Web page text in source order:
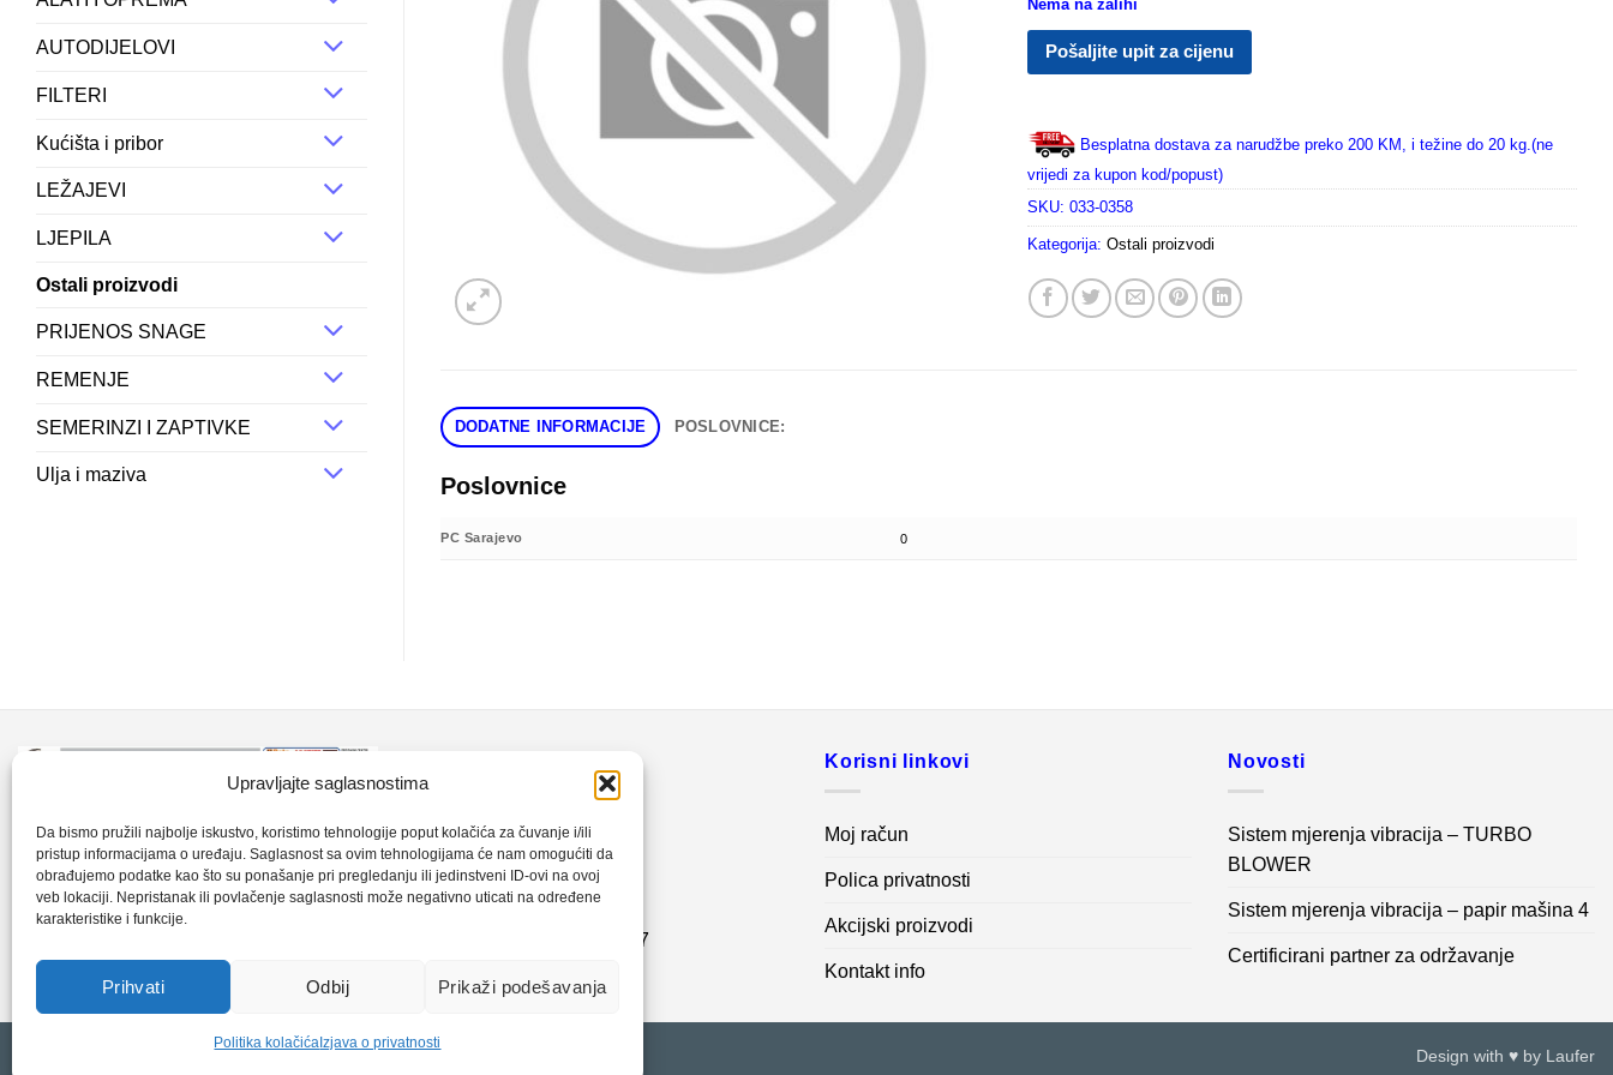
Upravljajte saglasnostima
Da bismo pružili najbolje iskustvo, koristimo tehnologije poput kolačića za čuvanje i/ili
pristup informacijama o uređaju. Saglasnost sa ovim tehnologijama će nam omogućiti da
obrađujemo podatke kao što su ponašanje pri pregledanju ili jedinstveni ID-ovi na ovoj
veb lokaciji. Nepristanak ili povlačenje saglasnosti može negativno uticati na određene
karakteristike i funkcije.
Prihvati Odbij Prikaži podešavanja
Politika kolačića Izjava o privatnosti
AUTODIJELOVI
FILTERI
Kućišta i pribor
LEŽAJEVI
LJEPILA
Ostali proizvodi
PRIJENOS SNAGE
REMENJE
SEMERINZI I ZAPTIVKE
Ulja i maziva
Nema na zalihi
Pošaljite upit za cijenu
Besplatna dostava za narudžbe preko 200 KM, i težine do 20 kg.(ne
vrijedi za kupon kod/popust)
SKU: 033-0358
Kategorija: Ostali proizvodi
DODATNE INFORMACIJE POSLOVNICE:
Poslovnice
PC Sarajevo 0
CLK-Interpromet d.o.o. posluje u sastavu
grupe SKF distributera od 1996. godine,
gdje s ponosom mozemo reci da smo
najveci distributer SKF-a na podrucju
+387 35 720 560
clkm@bih.net.ba
+387 62 995 767
Korisni linkovi
Moj račun
Polica privatnosti
Akcijski proizvodi
Kontakt info
Novosti
Sistem mjerenja vibracija – TURBO
BLOWER
Sistem mjerenja vibracija – papir mašina 4
Certificirani partner za održavanje
Design with ♥ by Laufer
Copyright 2026 © CLK Interpromet